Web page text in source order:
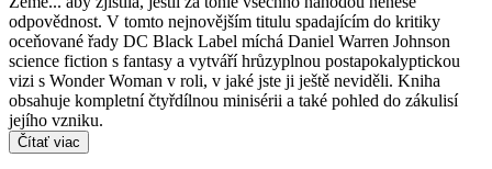
odpovědnost. V tomto nejnovějším titulu spadajícím do kritiky
oceňované řady DC Black Label míchá Daniel Warren Johnson
science fiction s fantasy a vytváří hrůzyplnou postapokalyptickou
vizi s Wonder Woman v roli, v jaké jste ji ještě neviděli. Kniha
obsahuje kompletní čtyřdílnou minisérii a také pohled do zákulisí
jejího vzniku.
Čítať viac